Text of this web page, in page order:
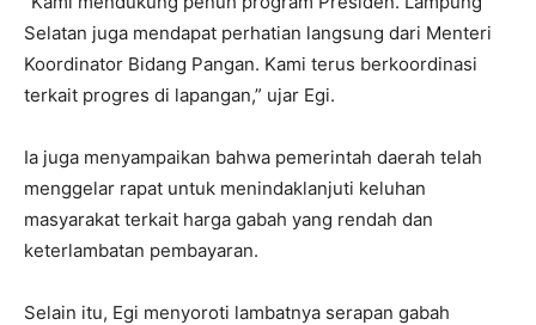
Selatan juga mendapat perhatian langsung dari Menteri
Koordinator Bidang Pangan. Kami terus berkoordinasi
terkait progres di lapangan,” ujar Egi.
Ia juga menyampaikan bahwa pemerintah daerah telah
menggelar rapat untuk menindaklanjuti keluhan
masyarakat terkait harga gabah yang rendah dan
keterlambatan pembayaran.
Selain itu, Egi menyoroti lambatnya serapan gabah